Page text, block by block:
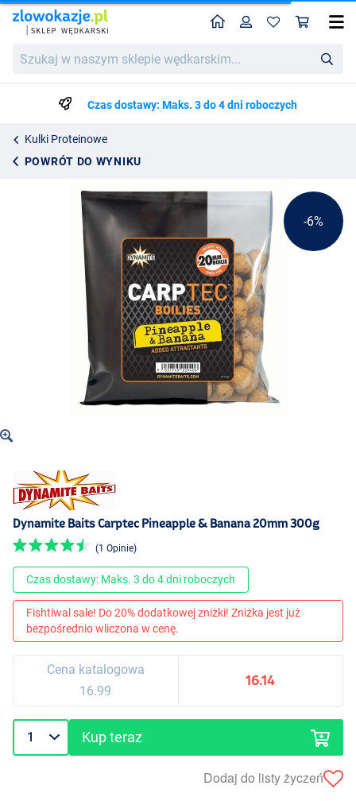
w
wędkarskim...
HomeProfil
Czas dostawy: Maks. 3 do 4 dni roboczych
Kulki Proteinowe
POWRÓT DO WYNIKU
Dynamite Baits Carptec Pineapple & Banana 20mm 300g
16.99
16.14
-6%
Dynamite Baits Carptec Pineapple & Banana 20mm 300g
(1 Opinie)
Czas dostawy: Maks. 3 do 4 dni roboczych
Fishtiwal sale! Do 20% dodatkowej zniżki! Zniżka jest już
bezpośrednio wliczona w cenę.
Cena katalogowa
16.99
16.14
Kup teraz
Dodaj do listy życzeń